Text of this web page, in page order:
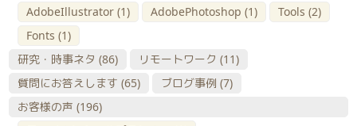
AdobeIllustrator (1) AdobePhotoshop (1) Tools (2)
Fonts (1)
研究・時事ネタ (86) リモートワーク (11)
質問にお答えします (65) ブログ事例 (7)
お客様の声 (196)